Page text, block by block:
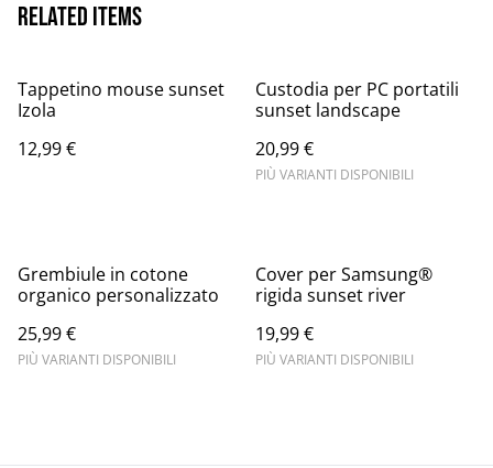
Related items
Tappetino mouse sunset
Izola
12,99 €
Custodia per PC portatili
sunset landscape
20,99 €
PIÙ VARIANTI DISPONIBILI
Grembiule in cotone
organico personalizzato
25,99 €
PIÙ VARIANTI DISPONIBILI
Cover per Samsung®
rigida sunset river
19,99 €
PIÙ VARIANTI DISPONIBILI